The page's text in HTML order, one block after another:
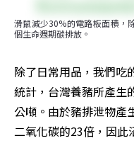
滑鼠減少30%的電路板面積，
個生命週期碳排放。
除了日常用品，我們吃
統計，台灣養豬所產生
公噸。由於豬排泄物產
二氧化碳的23倍，因此